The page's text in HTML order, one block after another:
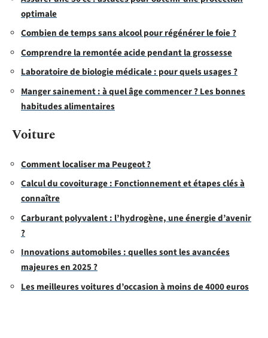
optimale
Combien de temps sans alcool pour régénérer le foie ?
Comprendre la remontée acide pendant la grossesse
Laboratoire de biologie médicale : pour quels usages ?
Manger sainement : à quel âge commencer ? Les bonnes
habitudes alimentaires
Voiture
Comment localiser ma Peugeot ?
Calcul du covoiturage : Fonctionnement et étapes clés à
connaître
Carburant polyvalent : l’hydrogène, une énergie d’avenir
?
Innovations automobiles : quelles sont les avancées
majeures en 2025 ?
Les meilleures voitures d’occasion à moins de 4000 euros